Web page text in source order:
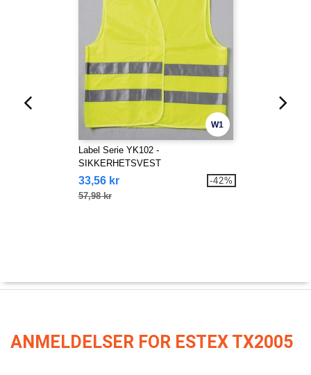
W1
Label Serie YK102 -
SIKKERHETSVEST
33,56 kr
57,98 kr
-42%
ANMELDELSER FOR ESTEX TX2005